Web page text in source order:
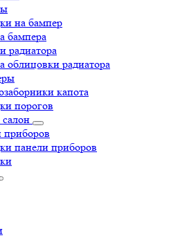
на бампер
бампера
радиатора
облицовки радиатора
капота
порогов
приборов
панели приборов